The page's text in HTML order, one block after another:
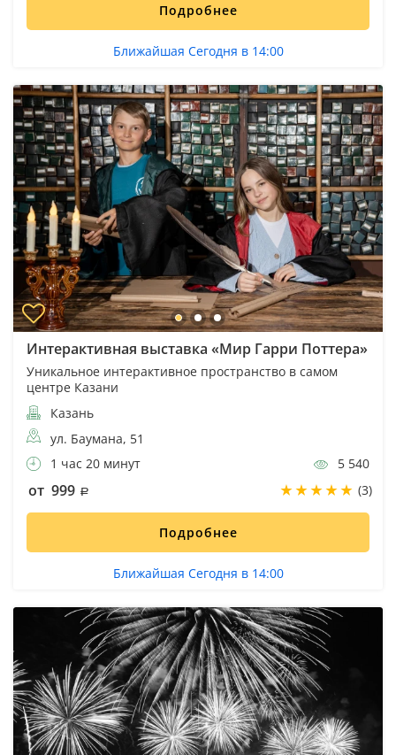
Подробнее
Ближайшая Сегодня в 14:00
Интерактивная выставка «Мир Гарри Поттера»
Уникальное интерактивное пространство в самом
центре Казани
Казань
ул. Баумана, 51
1 час 20 минут
5 540
от 999 (3)
Подробнее
Ближайшая Сегодня в 14:00